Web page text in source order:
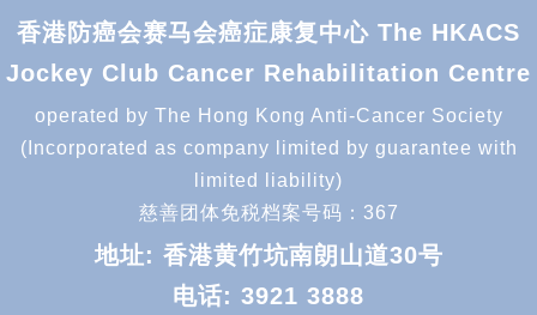
香港防癌会赛马会癌症康复中心 The HKACS
Jockey Club Cancer Rehabilitation Centre
operated by The Hong Kong Anti-Cancer Society
(Incorporated as company limited by guarantee with
limited liability)
慈善团体免税档案号码：367
地址: 香港黄竹坑南朗山道30号
电话: 3921 3888